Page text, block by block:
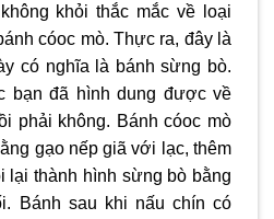
khỏi thắc mắc về loại
cóoc mò. Thực ra, đây là
có nghĩa là bánh sừng bò.
bạn đã hình dung được về
phải không. Bánh cóoc mò
gạo nếp giã với lạc, thêm
lại thành hình sừng bò bằng
Bánh sau khi nấu chín có